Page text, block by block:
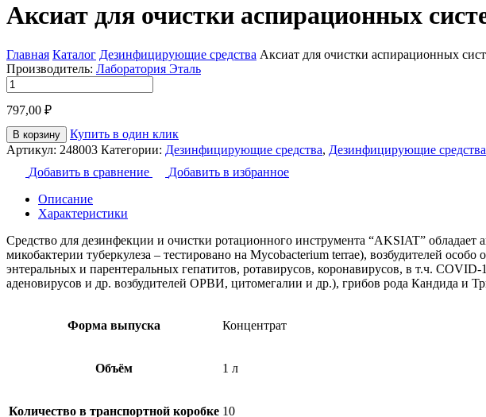
Аксиат для очистки аспирационных
Главная Каталог Дезинфицирующие средства Аксиат для очистки аспирационных
Производитель: Лаборатория Эталь
Количество
товара
Аксиат
для
очистки
аспирационных
систем
797,00 ₽
В корзину
Купить в один клик
Артикул: 248003 Категории: Дезинфицирующие средства, Дезинфицирующие
Добавить в сравнение
Добавить в избранное
Описание
Характеристики
Средство для дезинфекции и очистки ротационного инструмента “AKSIAT”
микобактерии туберкулеза – тестировано на Mycobacterium terrae), возбудителей
энтеральных и парентеральных гепатитов, ротавирусов, коронавирусов, в т.ч.
аденовирусов и др. возбудителей ОРВИ, цитомегалии и др.), грибов рода Кандида и
Форма выпуска Концентрат
Объём 1 л
Количество в транспортной коробке 10